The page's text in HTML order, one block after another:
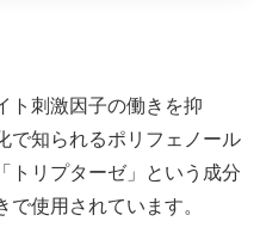
ト刺激因子の働きを抑
知られるポリフェノール
リプターゼ」という成分
使用されています。